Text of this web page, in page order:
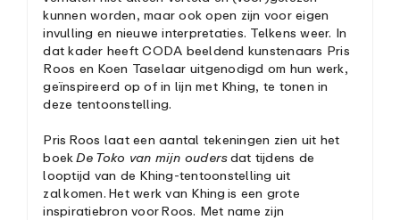
kunnen worden, maar ook open zijn voor eigen
invulling en nieuwe interpretaties. Telkens weer. In
dat kader heeft CODA beeldend kunstenaars Pris
Roos en Koen Taselaar uitgenodigd om hun werk,
geïnspireerd op of in lijn met Khing, te tonen in
deze tentoonstelling.
Pris Roos laat een aantal tekeningen zien uit het
boek De Toko van mijn oudersdat tijdens de
looptijd van de Khing-tentoonstelling uit
zal komen. Het werk van Khing is een grote
inspiratiebron voor Roos. Met name zijn